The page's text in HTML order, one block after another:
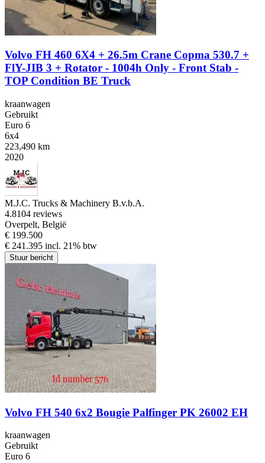
Volvo FH 460 6X4 + 26.5m Crane Copma 530.7 +
FlY-JIB 3 + Rotator - 1004h Only - Front Stab -
TOP Condition BE Truck
kraanwagen
Gebruikt
Euro 6
6x4
223,490 km
2020
M.J.C. Trucks & Machinery B.v.b.A.
4.8104 reviews
Overpelt, België
€ 199.500
€ 241.395 incl. 21% btw
Stuur bericht
Volvo FH 540 6x2 Bougie Palfinger PK 26002 EH
kraanwagen
Gebruikt
Euro 6